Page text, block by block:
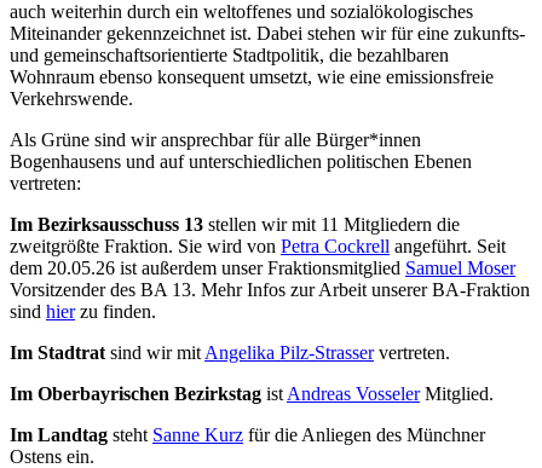
auch weiterhin durch ein weltoffenes und sozialökologisches
Miteinander gekennzeichnet ist. Dabei stehen wir für eine zukunfts-
und gemeinschaftsorientierte Stadtpolitik, die bezahlbaren
Wohnraum ebenso konsequent umsetzt, wie eine emissionsfreie
Verkehrswende.
Als Grüne sind wir ansprechbar für alle Bürger*innen
Bogenhausens und auf unterschiedlichen politischen Ebenen
vertreten:
Im Bezirksausschuss 13 stellen wir mit 11 Mitgliedern die
zweitgrößte Fraktion. Sie wird von Petra Cockrell angeführt. Seit
dem 20.05.26 ist außerdem unser Fraktionsmitglied Samuel Moser
Vorsitzender des BA 13. Mehr Infos zur Arbeit unserer BA-Fraktion
sind hierzu finden.
Im Stadtrat sind wir mit Angelika Pilz-Strasservertreten.
Im Oberbayrischen Bezirkstag ist Andreas VosselerMitglied.
Im Landtag steht Sanne Kurz für die Anliegen des Münchner
Ostens ein.